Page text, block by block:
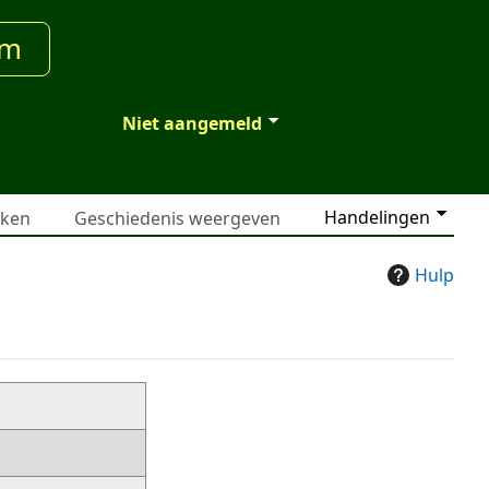
Niet aangemeld
Handelingen
Geschiedenis weergeven
Hulp